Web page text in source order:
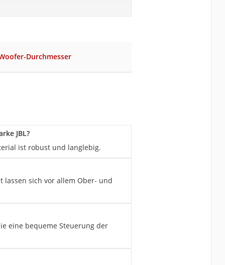
Durchmesser
JBL?
ist robust und langlebig.
lassen sich vor allem Ober- und
eine bequeme Steuerung der